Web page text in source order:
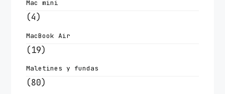
Mac mini
(4)
MacBook Air
(19)
Maletines y fundas
(80)